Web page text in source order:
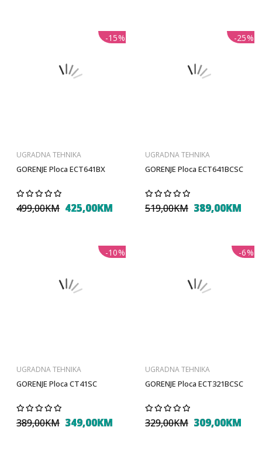
-15%
UGRADNA TEHNIKA
GORENJE Ploca ECT641BX
499,00KM 425,00KM
-25%
UGRADNA TEHNIKA
GORENJE Ploca ECT641BCSC
519,00KM 389,00KM
-10%
UGRADNA TEHNIKA
GORENJE Ploca CT41SC
389,00KM 349,00KM
-6%
UGRADNA TEHNIKA
GORENJE Ploca ECT321BCSC
329,00KM 309,00KM